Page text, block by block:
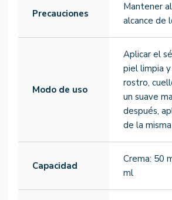
Precauciones
Mantener
alcance de
Modo de uso
Aplicar el
piel limpia
rostro,
un suave
después,
de la
Capacidad
Crema: 50
ml